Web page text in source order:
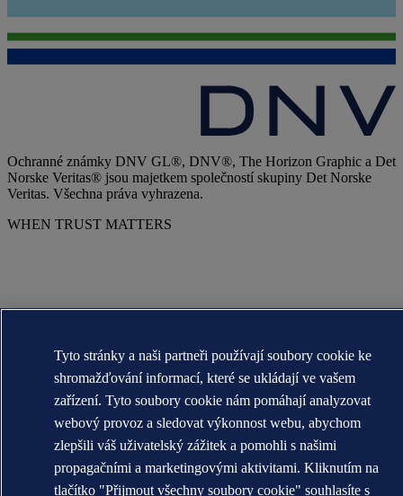
Ochranné známky DNV GL®, DNV®, The Horizon Graphic a Det
Norske Veritas® jsou majetkem společností skupiny Det Norske
Veritas. Všechna práva vyhrazena.
WHEN TRUST MATTERS
Tyto stránky a naši partneři používají soubory cookie ke
shromažďování informací, které se ukládají ve vašem
zařízení. Tyto soubory cookie nám pomáhají analyzovat
webový provoz a sledovat výkonnost webu, abychom
zlepšili váš uživatelský zážitek a pomohli s našimi
propagačními a marketingovými aktivitami. Kliknutím na
tlačítko "Přijmout všechny soubory cookie" souhlasíte s